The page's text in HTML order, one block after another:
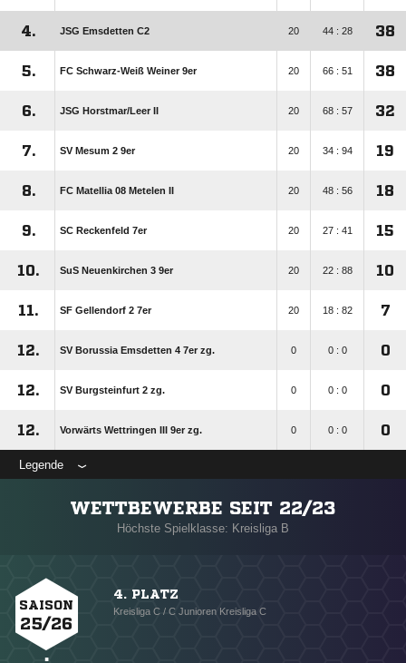
4. JSG Emsdetten C2 20 44 : 28 38
5. FC Schwarz-Weiß Weiner 9er 20 66 : 51 38
6. JSG Horstmar/​Leer II 20 68 : 57 32
7. SV Mesum 2 9er 20 34 : 94 19
8. FC Matellia 08 Metelen II 20 48 : 56 18
9. SC Reckenfeld 7er 20 27 : 41 15
10. SuS Neuenkirchen 3 9er 20 22 : 88 10
11. SF Gellendorf 2 7er 20 18 : 82 7
12. SV Borussia Emsdetten 4 7er zg. 0 0 : 0 0
12. SV Burgsteinfurt 2 zg. 0 0 : 0 0
12. Vorwärts Wettringen III 9er zg. 0 0 : 0 0
Legende
WETTBEWERBE SEIT 22/23
Höchste Spielklasse: Kreisliga B
SAISON
25/26
4. PLATZ
Kreisliga C / C Junioren Kreisliga C